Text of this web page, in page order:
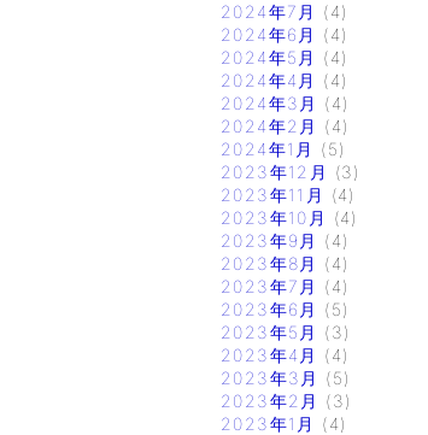
2024年7月
(4)
2024年6月
(4)
2024年5月
(4)
2024年4月
(4)
2024年3月
(4)
2024年2月
(4)
2024年1月
(5)
2023年12月
(3)
2023年11月
(4)
2023年10月
(4)
2023年9月
(4)
2023年8月
(4)
2023年7月
(4)
2023年6月
(5)
2023年5月
(3)
2023年4月
(4)
2023年3月
(5)
2023年2月
(3)
2023年1月
(4)